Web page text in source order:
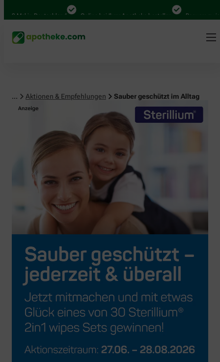
in Deutschland Online bei Ihrer Apotheke bestellen Bequem
... Aktionen & Empfehlungen Sauber geschützt im Alltag